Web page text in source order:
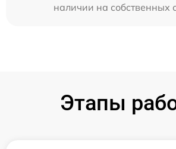
наличии на собственных
Этапы